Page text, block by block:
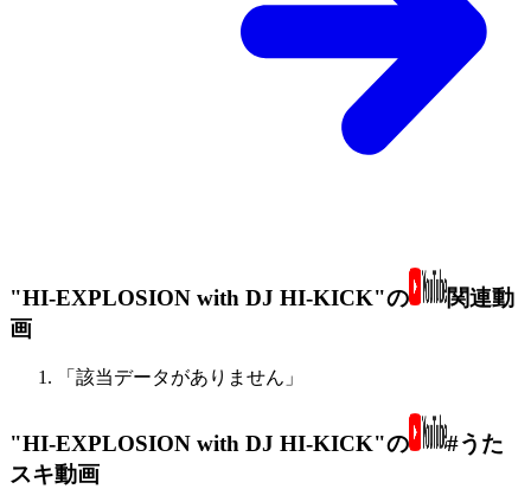
"HI-EXPLOSION with DJ HI-KICK"の
関連動
画
「該当データがありません」
"HI-EXPLOSION with DJ HI-KICK"の
#うた
スキ動画